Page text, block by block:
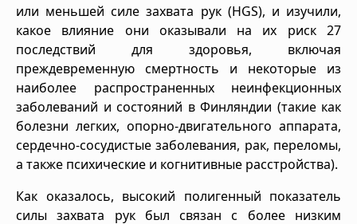
или меньшей силе захвата рук (HGS), и изучили,
какое влияние они оказывали на их риск 27
последствий для здоровья, включая
преждевременную смертность и некоторые из
наиболее распространенных неинфекционных
заболеваний и состояний в Финляндии (такие как
болезни легких, опорно-двигательного аппарата,
сердечно-сосудистые заболевания, рак, переломы,
а также психические и когнитивные расстройства).
Как оказалось, высокий полигенный показатель
силы захвата рук был связан с более низким